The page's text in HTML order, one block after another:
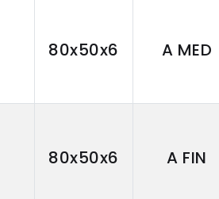
80x50x6 A MED
80x50x6 A FIN